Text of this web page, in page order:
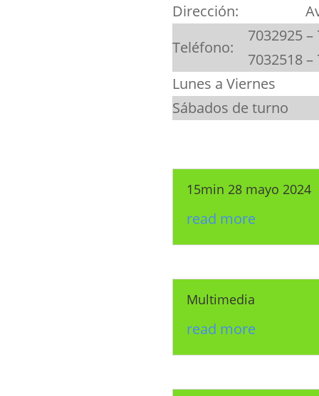
Dirección:
Teléfono:
7032925 –
7032518 –
Lunes a Viernes
Sábados de turno
15min 28 mayo 2024
read more
Multimedia
read more